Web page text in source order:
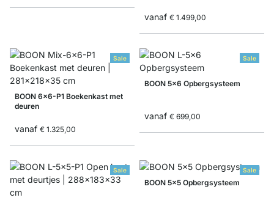
vanaf € 1.499,00
Sale
BOON 6x6-P1 Boekenkast met
deuren
vanaf € 1.325,00
Sale
BOON 5x6 Opbergsysteem
vanaf € 699,00
Sale Sale
BOON 5x5 Opbergsysteem